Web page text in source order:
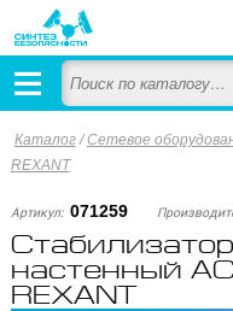
Каталог/Сетевое
REXANT
Артикул: 071259
настенный
REXANT